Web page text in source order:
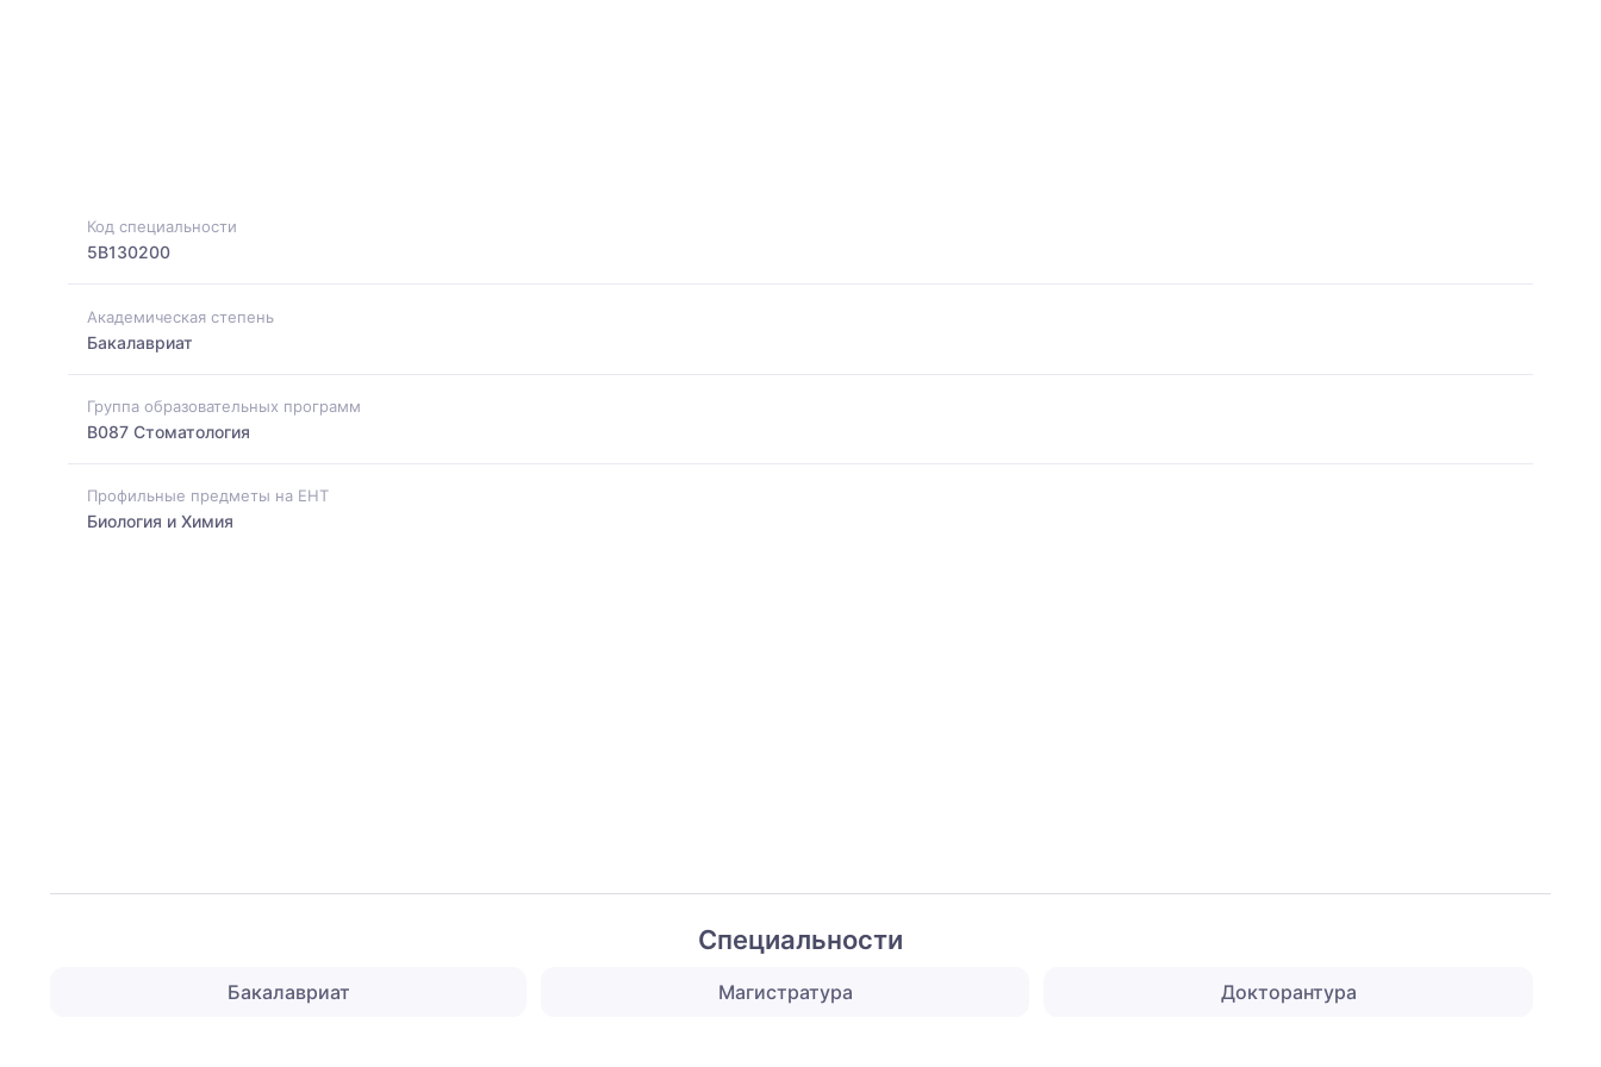
Код специальности
5B130200
Академическая степень
Бакалавриат
Группа образовательных программ
B087 Стоматология
Профильные предметы на ЕНТ
Биология и Химия
Специальности
Бакалавриат Магистратура Докторантура